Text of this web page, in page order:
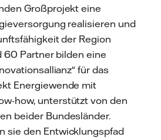
Großprojekt eine
realisieren und
der Region
60 Partner bilden eine
für das
Energiewende mit
how, unterstützt von den
beider Bundesländer.
sie den Entwicklungspfad